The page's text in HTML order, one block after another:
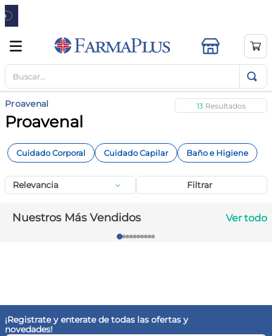
Buscar...
Proavenal 13
Proavenal
Cuidado Corporal Cuidado Capilar Baño e Higiene
Filtrar
Relevancia
Nuestros Más Vendidos Ver todo
¡Registrate y enterate de todas las ofertas y
novedades!
TÉRMINOS MÁS BUSCADOS
1.
mela b3
2
cerave limpieza
.
loreal
5.
shampoo
7.
ibuprofeno